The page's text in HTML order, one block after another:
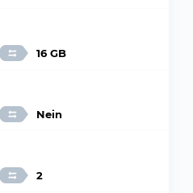
16 GB
Nein
2